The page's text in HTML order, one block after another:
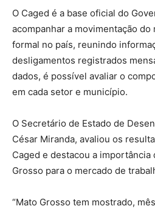
O Caged é a base oficial do
acompanhar a movimentação
formal no país, reunindo
desligamentos registrados
dados, é possível avaliar o
em cada setor e município.
O Secretário de Estado de
César Miranda, avaliou os
Caged e destacou a
Grosso para o mercado de
“Mato Grosso tem mostrado,